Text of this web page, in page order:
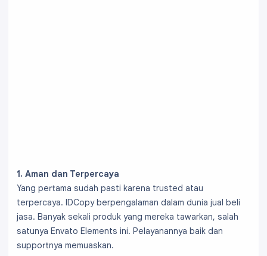
1. Aman dan Terpercaya
Yang pertama sudah pasti karena trusted atau
terpercaya. IDCopy berpengalaman dalam dunia jual beli
jasa. Banyak sekali produk yang mereka tawarkan, salah
satunya Envato Elements ini. Pelayanannya baik dan
supportnya memuaskan.